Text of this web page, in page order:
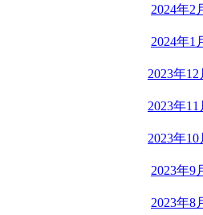
2024年2
2024年1
2023年12
2023年11
2023年10
2023年9
2023年8